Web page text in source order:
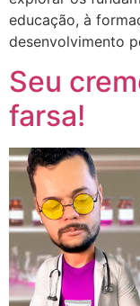
educação, à
desenvolvimento
Seu
farsa!